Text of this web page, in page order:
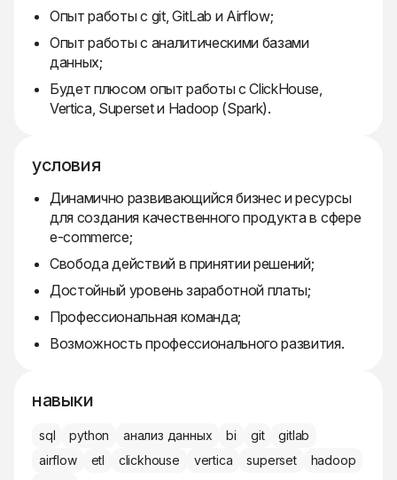
Опыт работы с git, GitLab и Airflow;
Опыт работы с аналитическими базами
данных;
Будет плюсом опыт работы с ClickHouse,
Vertica, Superset и Hadoop (Spark).
условия
Динамично развивающийся бизнес и ресурсы
для создания качественного продукта в сфере
e-commerce;
Свобода действий в принятии решений;
Достойный уровень заработной платы;
Профессиональная команда;
Возможность профессионального развития.
навыки
sql python анализ данных bi git
gitlab
airflow
etl clickhouse vertica superset
hadoop